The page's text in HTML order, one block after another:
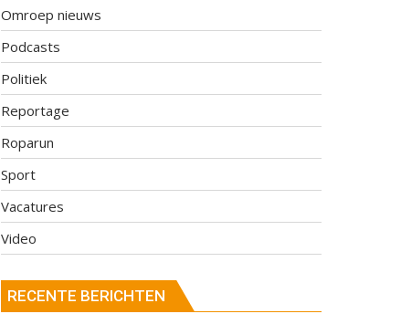
Omroep nieuws
Podcasts
Politiek
Reportage
Roparun
Sport
Vacatures
Video
RECENTE BERICHTEN